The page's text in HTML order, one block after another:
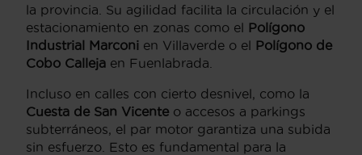
la provincia. Su agilidad facilita la circulación y el
estacionamiento en zonas como el Polígono
Industrial Marconi en Villaverde o el Polígono de
Cobo Calleja en Fuenlabrada.
Incluso en calles con cierto desnivel, como la
Cuesta de San Vicente o accesos a parkings
subterráneos, el par motor garantiza una subida
sin esfuerzo. Esto es fundamental para la